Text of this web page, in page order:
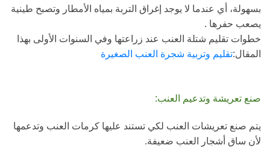
بسهولة، أي عندما لا يوجد إغراق التربة بمياه الأمطار وتصبح طينية
يصعب حفرها .
خطوات تقليم شتلة العنب عند زراعتها وفي السنوات الأولى بهذا
المقال:تقليم وتربية شجرة العنب الصغيرة
صنع تعريشة وتدعيم العنب:
يتم صنع تعريشات العنب لكي تستند عليها كرمات العنب وتدعمها
لأن ساق أشجار العنب ضعيفة.